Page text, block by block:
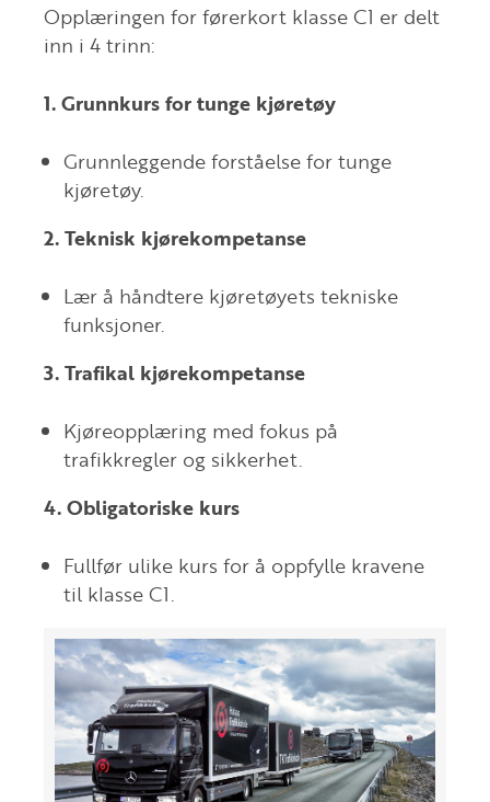
Opplæringen for førerkort klasse C1 er delt
inn i 4 trinn:
1. Grunnkurs for tunge kjøretøy
Grunnleggende forståelse for tunge
kjøretøy.
2. Teknisk kjørekompetanse
Lær å håndtere kjøretøyets tekniske
funksjoner.
3. Trafikal kjørekompetanse
Kjøreopplæring med fokus på
trafikkregler og sikkerhet.
4. Obligatoriske kurs
Fullfør ulike kurs for å oppfylle kravene
til klasse C1.